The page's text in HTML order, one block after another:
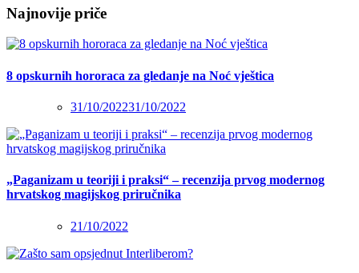
Najnovije priče
8 opskurnih hororaca za gledanje na Noć vještica
31/10/202231/10/2022
„Paganizam u teoriji i praksi“ – recenzija prvog modernog
hrvatskog magijskog priručnika
21/10/2022